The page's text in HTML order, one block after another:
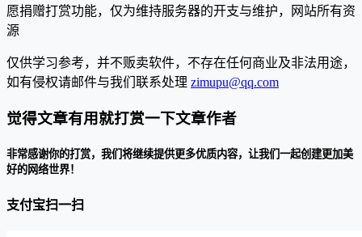
愿捐赠打赏功能，仅为维持服务器的开支与维护，网站所有资
源
仅供学习参考，并不贩卖软件，不存在任何商业及非法用途，
如有侵权请邮件与我们联系处理 zimupu@qq.com
觉得文章有用就打赏一下文章作者
非常感谢你的打赏，我们将继续提供更多优质内容，让我们一起创建更加美
好的网络世界！
支付宝扫一扫